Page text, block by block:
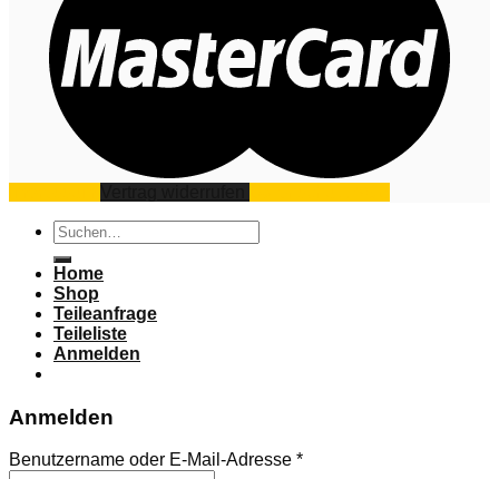
Suchen
nach:
Home
Shop
Teileanfrage
Teileliste
Anmelden
Anmelden
Benutzername oder E-Mail-Adresse *